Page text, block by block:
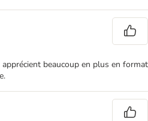
beaucoup en plus en format